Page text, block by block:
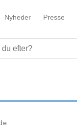
Nyheder Presse